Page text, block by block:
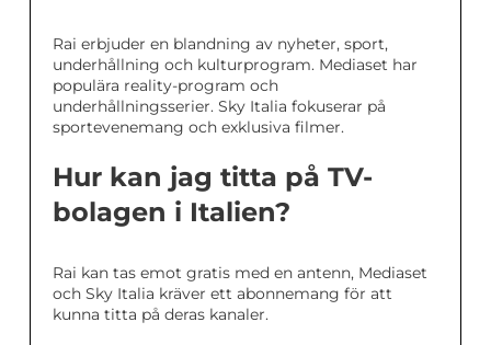
Rai erbjuder en blandning av nyheter, sport,
underhållning och kulturprogram. Mediaset har
populära reality-program och
underhållningsserier. Sky Italia fokuserar på
sportevenemang och exklusiva filmer.
Hur kan jag titta på TV-
bolagen i Italien?
Rai kan tas emot gratis med en antenn, Mediaset
och Sky Italia kräver ett abonnemang för att
kunna titta på deras kanaler.